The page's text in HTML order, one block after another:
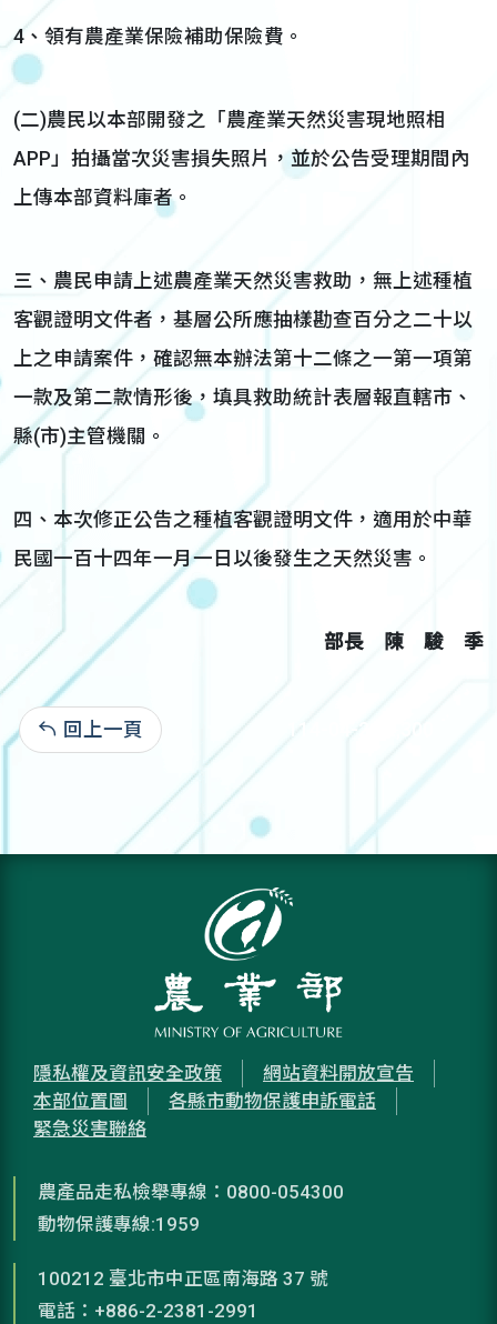
4、領有農產業保險補助保險費。
(二)農民以本部開發之「農產業天然災害現地照相
APP」拍攝當次災害損失照片，並於公告受理期間內
上傳本部資料庫者。
三、農民申請上述農產業天然災害救助，無上述種植
客觀證明文件者，基層公所應抽樣勘查百分之二十以
上之申請案件，確認無本辦法第十二條之一第一項第
一款及第二款情形後，填具救助統計表層報直轄市、
縣(市)主管機關。
四、本次修正公告之種植客觀證明文件，適用於中華
民國一百十四年一月一日以後發生之天然災害。
部長 陳 駿 季
回上一頁 114-04-21:2,300
隱私權及資訊安全政策
網站資料開放宣告
本部位置圖
各縣市動物保護申訴電話
緊急災害聯絡
農產品走私檢舉專線：0800-054300
動物保護專線:1959
100212 臺北市中正區南海路 37 號
電話：+886-2-2381-2991